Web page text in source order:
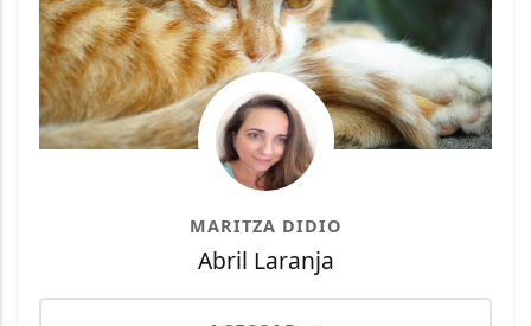
MARITZA DIDIO
Abril Laranja